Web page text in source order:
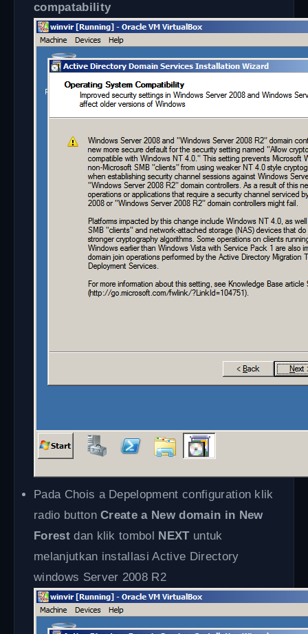
compatability
Pada Chois a Depelopment configuration klik
radio buttonCreate a New domain in New
Forestdan klik tombol NEXTuntuk
melanjutkan installasi Active Directory
windows Server 2008 R2